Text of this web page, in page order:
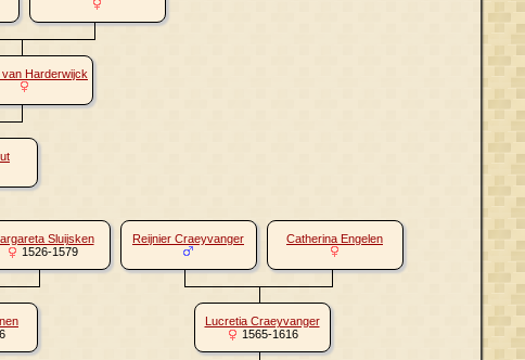
Harderwijck
Sluijsken
1526-1579
Reijnier Craeyvanger Catherina Engelen
Lucretia Craeyvanger
1565-1616